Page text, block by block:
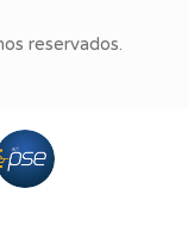
reservados.